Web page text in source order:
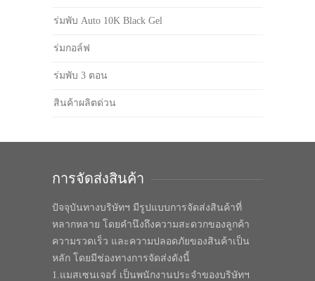
ร่มพับ Auto 10K Black Gel
ร่มกอล์ฟ
ร่มพับ 3 ตอน
สินค้าผลิตด่วน
การจัดส่งสินค้า
ปัจจุบันทางบริษัทฯ มีรูปแบบการจัดส่งสินค้าที่
หลากหลาย โดยคำนึงถึงความสะดวกของลูกค้า
ความรวดเร็ว และความปลอดภัยของสินค้าเป็น
หลัก โดยมีช่องทางการจัดส่งดังนี้
1.แมสเซนเจอร์ เป็นพนักงานประจำของบริษัทฯ